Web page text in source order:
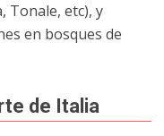
Tonale, etc), y
en bosques de
de Italia